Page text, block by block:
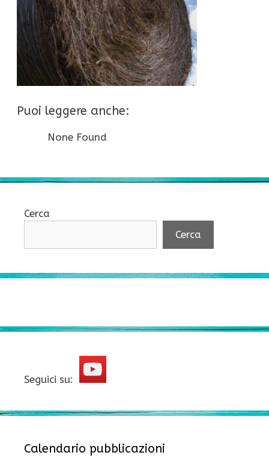
Puoi leggere anche:
None Found
Cerca
Cerca
Seguici su:
Calendario pubblicazioni